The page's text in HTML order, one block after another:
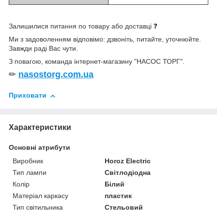
Залишилися питання по товару або доставці ❓
Ми з задоволенням відповімо: дзвоніть, питайте, уточнюйте.
Завжди раді Вас чути.
З повагою, команда інтернет-магазину "НАСОС ТОРГ".
✏ nasostorg.com.ua
Приховати
Характеристики
Основні атрибути
Виробник
Horoz Electric
Тип лампи
Світлодіодна
Колір
Білий
Матеріал каркасу
пластик
Тип світильника
Стельовий